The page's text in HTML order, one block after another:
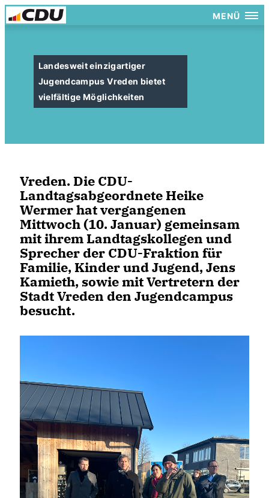
MENÜ
Landesweit einzigartiger
Jugendcampus Vreden bietet
vielfältige Möglichkeiten
Vreden. Die CDU-
Landtagsabgeordnete Heike
Wermer hat vergangenen
Mittwoch (10. Januar) gemeinsam
mit ihrem Landtagskollegen und
Sprecher der CDU-Fraktion für
Familie, Kinder und Jugend, Jens
Kamieth, sowie mit Vertretern der
Stadt Vreden den Jugendcampus
besucht.